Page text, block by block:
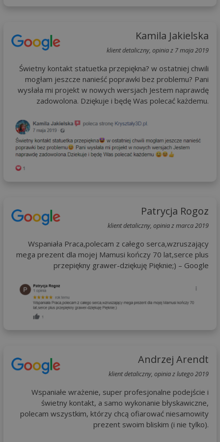
Kamila Jakielska
klient detaliczny, opinia z 7 maja 2019
Świetny kontakt statuetka przepiękna? w ostatniej chwili
mogłam jeszcze nanieść poprawki bez problemu? Pani
wysłała mi projekt w nowych wersjach Jestem naprawdę
zadowolona. Dziękuje i będę Was polecać każdemu.
Patrycja Rogoz
klient detaliczny, opinia z marca 2019
Wspaniała Praca,polecam z całego serca,wzruszający
mega prezent dla mojej Mamusi kończy 70 lat,serce plus
przepiękny grawer-dziękuję Pięknie;) – Google
Andrzej Arendt
klient detaliczny, opinia z lutego 2019
Wspaniałe wrażenie, super profesjonalne podejście i
świetny kontakt, a samo wykonanie błyskawiczne,
polecam wszystkim, którzy chcą ofiarować niesamowity
prezent swoim bliskim (i nie tylko).